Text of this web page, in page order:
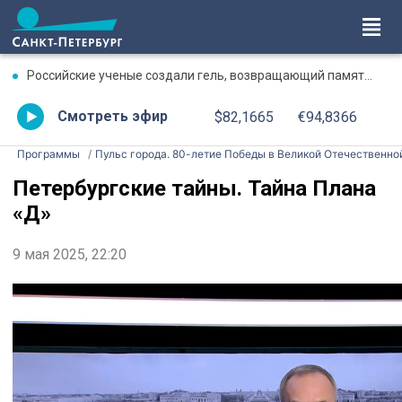
Российские ученые создали гель, возвращающий память после травмы
Смотреть эфир $82,1665 €94,8366
Программы Пульс города. 80-летие Победы в Великой
Петербургские тайны. Тайна Плана
«Д»
9 мая 2025, 22:20